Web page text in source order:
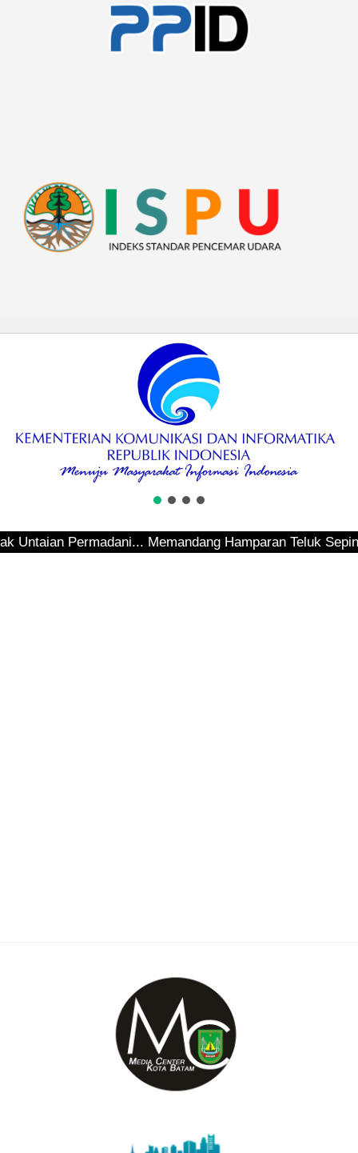
Permadani... Memandang Hamparan Teluk